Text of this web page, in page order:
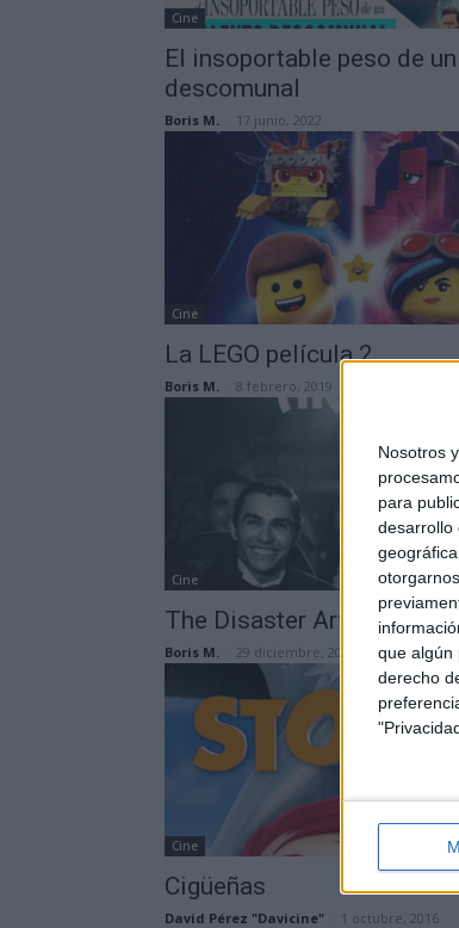
Nosotros
para
desarrollo
que algún
derecho
Cine
El insoportable peso de
descomunal
Boris M. 17 junio, 2022
Cine
La LEGO película 2
Boris M. 8 febrero, 2019
Cine
The Disaster Artist
Boris M. 29 diciembre, 2017
Cine
Cigüeñas
David Pérez "Davicine" 1 octubre, 2016